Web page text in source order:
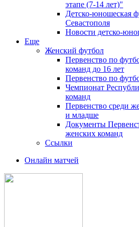
этапе (7-14 лет)"
Детско-юношеская
Севастополя
Новости детско-
Еще
Женский футбол
Первенство по
команд до 16 лет
Первенство по
Чемпионат
команд
Первенство среди
и младше
Документы
женских команд
Ссылки
Онлайн матчей